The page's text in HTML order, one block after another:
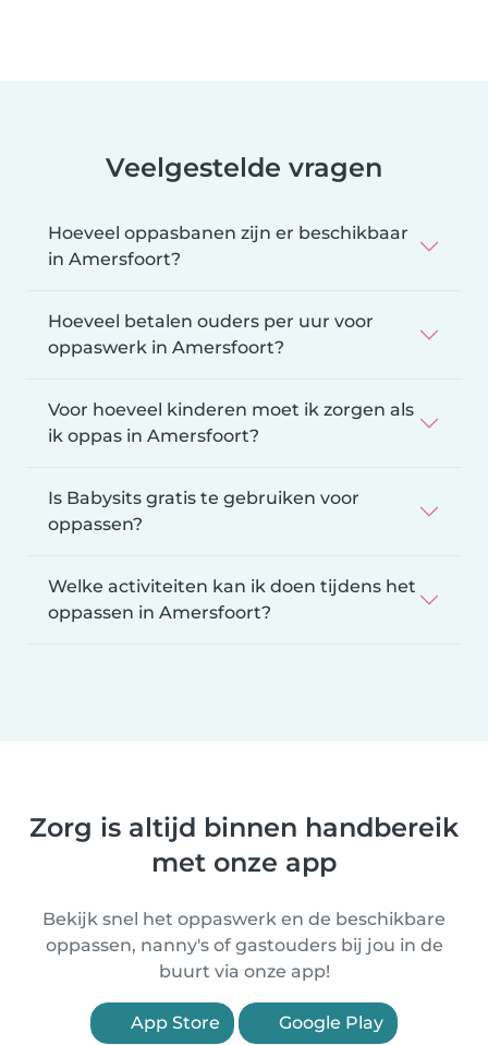
Veelgestelde vragen
Hoeveel oppasbanen zijn er beschikbaar
in Amersfoort?
Hoeveel betalen ouders per uur voor
oppaswerk in Amersfoort?
Voor hoeveel kinderen moet ik zorgen als
ik oppas in Amersfoort?
Is Babysits gratis te gebruiken voor
oppassen?
Welke activiteiten kan ik doen tijdens het
oppassen in Amersfoort?
Zorg is altijd binnen handbereik
met onze app
Bekijk snel het oppaswerk en de beschikbare
oppassen, nanny's of gastouders bij jou in de
buurt via onze app!
App Store Google Play